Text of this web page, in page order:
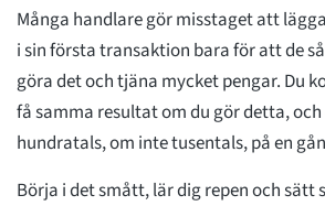
Många handlare gör misstaget att
i sin första transaktion bara för att de
göra det och tjäna mycket pengar. Du
få samma resultat om du gör detta,
hundratals, om inte tusentals, på en
Börja i det smått, lär dig repen och sätt